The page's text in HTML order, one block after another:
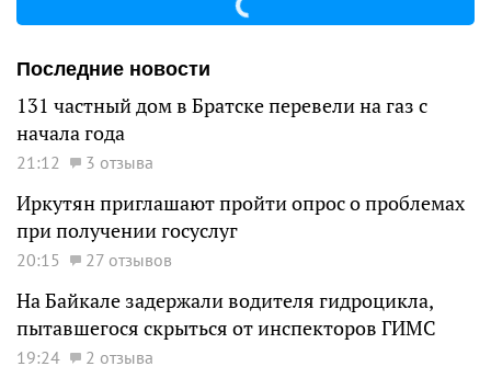
Последние новости
131 частный дом в Братске перевели на газ с
начала года
21:12 3 отзыва
Иркутян приглашают пройти опрос о проблемах
при получении госуслуг
20:15 27 отзывов
На Байкале задержали водителя гидроцикла,
пытавшегося скрыться от инспекторов ГИМС
19:24 2 отзыва